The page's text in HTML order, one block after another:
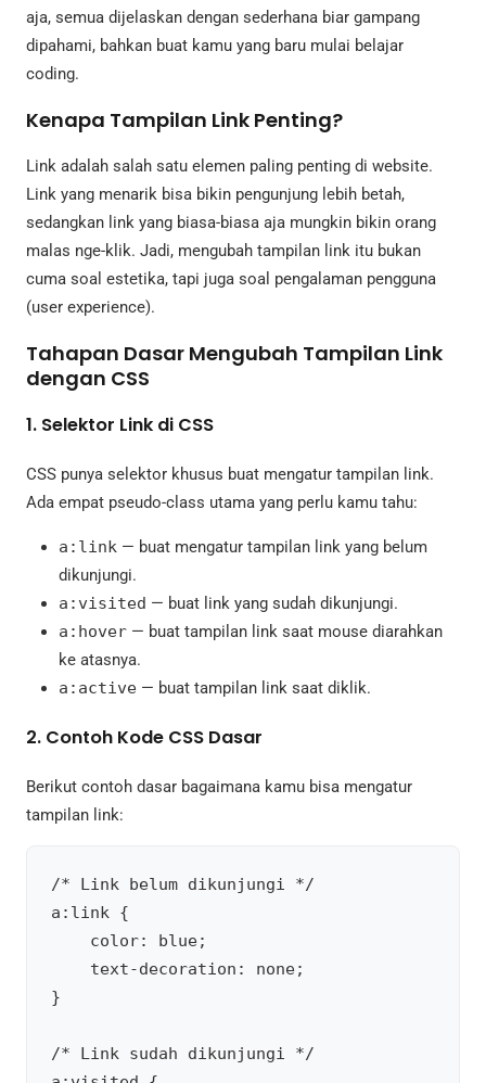
aja, semua dijelaskan dengan sederhana biar gampang
dipahami, bahkan buat kamu yang baru mulai belajar
coding.
Kenapa Tampilan Link Penting?
Link adalah salah satu elemen paling penting di website.
Link yang menarik bisa bikin pengunjung lebih betah,
sedangkan link yang biasa-biasa aja mungkin bikin orang
malas nge-klik. Jadi, mengubah tampilan link itu bukan
cuma soal estetika, tapi juga soal pengalaman pengguna
(user experience).
Tahapan Dasar Mengubah Tampilan Link
dengan CSS
1. Selektor Link di CSS
CSS punya selektor khusus buat mengatur tampilan link.
Ada empat pseudo-class utama yang perlu kamu tahu:
a:link — buat mengatur tampilan link yang belum
dikunjungi.
a:visited — buat link yang sudah dikunjungi.
a:hover — buat tampilan link saat mouse diarahkan
ke atasnya.
a:active — buat tampilan link saat diklik.
2. Contoh Kode CSS Dasar
Berikut contoh dasar bagaimana kamu bisa mengatur
tampilan link:
/* Link belum dikunjungi */
a:link {
}
/* Link sudah dikunjungi */